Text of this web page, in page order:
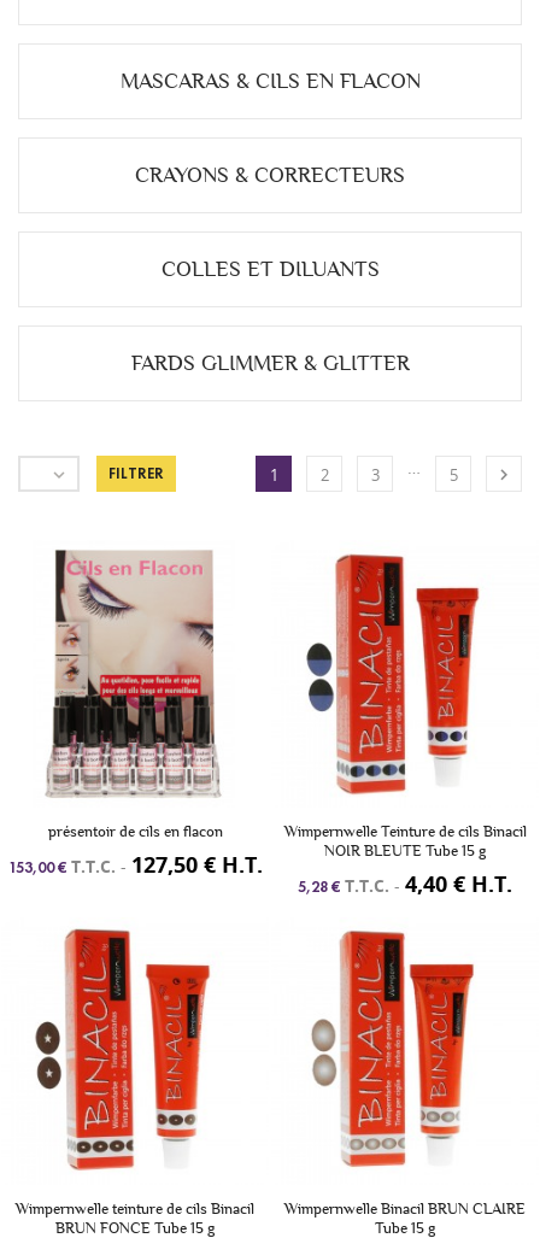
MASCARAS & CILS EN FLACON
CRAYONS & CORRECTEURS
COLLES ET DILUANTS
FARDS GLIMMER & GLITTER
 FILTRER 1 2 3 … 5 
présentoir de cils en flacon
153,00 € T.T.C. - 127,50 € H.T.
Wimpernwelle Teinture de cils Binacil
NOIR BLEUTE Tube 15 g
5,28 € T.T.C. - 4,40 € H.T.
Wimpernwelle teinture de cils Binacil
BRUN FONCE Tube 15 g
Wimpernwelle Binacil BRUN CLAIRE
Tube 15 g